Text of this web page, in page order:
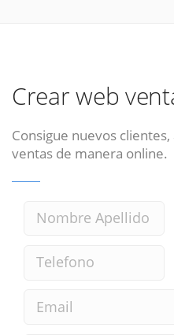
Crear web
Consigue nuevos
ventas de manera online.